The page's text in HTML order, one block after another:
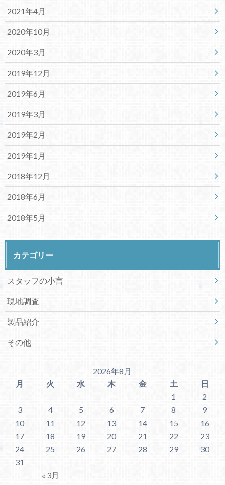
2021年4月
2020年10月
2020年3月
2019年12月
2019年6月
2019年3月
2019年2月
2019年1月
2018年12月
2018年6月
2018年5月
カテゴリー
スタッフの小言
現地調査
製品紹介
その他
2026年8月
月
火 水 木 金 土 日
« 3月
1
2
3
4 5 6 7 8
9
10
11 12 13 14 15
16
17
18 19 20 21 22
23
24
25 26 27 28 29
30
31